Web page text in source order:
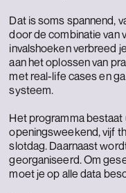
Dat is soms spannend,
door de combinatie van
invalshoeken verbreed
aan het oplossen van
met real-life cases en
systeem.
Het programma bestaat
openingsweekend, vijf
slotdag. Daarnaast
georganiseerd. Om
moet je op alle data